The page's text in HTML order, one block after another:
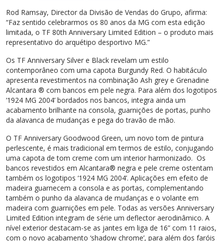
Rod Ramsay, Director da Divisão de Vendas do Grupo, afirma:
“Faz sentido celebrarmos os 80 anos da MG com esta edição
limitada, o TF 80th Anniversary Limited Edition – o produto mais
representativo do arquétipo desportivo MG.”
Os TF Anniversary Silver e Black revelam um estilo
contemporâneo com uma capota Burgundy Red. O habitáculo
apresenta revestimentos na combinação Ash grey e Grenadine
Alcantara ® com bancos em pele negra. Para além dos logotipos
‘1924 MG 2004’ bordados nos bancos, integra ainda um
acabamento brilhante na consola, guarnições de portas, punho
da alavanca de mudanças e pega do travão de mão.
O TF Anniversary Goodwood Green, um novo tom de pintura
perlescente, é mais tradicional em termos de estilo, conjugando
uma capota de tom creme com um interior harmonizado. Os
bancos revestidos em Alcantara® negra e pele creme ostentam
também os logotipos ‘1924 MG 2004’. Aplicações em efeito de
madeira guarnecem a consola e as portas, complementando
também o punho da alavanca de mudanças e o volante em
madeira com guarnições em pele. Todas as versões Anniversary
Limited Edition integram de série um deflector aerodinâmico. A
nível exterior destacam-se as jantes em liga de 16” com 11 raios,
com o novo acabamento ‘shadow chrome’, para além dos faróis